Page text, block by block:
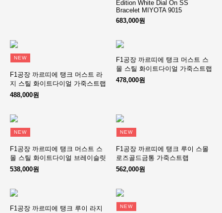
Edition White Dial On SS
Bracelet MIYOTA 9015
683,000원
NEW
F1공장 까르띠에 탱크 머스트 라
지 스틸 화이트다이얼 가죽스트랩
488,000원
F1공장 까르띠에 탱크 머스트 스
몰 스틸 화이트다이얼 가죽스트랩
478,000원
NEW
F1공장 까르띠에 탱크 머스트 스
몰 스틸 화이트다이얼 브레이슬릿
538,000원
NEW
F1공장 까르띠에 탱크 루이 스몰
로즈골드금통 가죽스트랩
562,000원
F1공장 까르띠에 탱크 루이 라지
NEW